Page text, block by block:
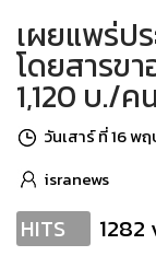
เผยแพร่ป
โดยสารขา
1,120 บ./
วันเสาร์ ที่ 16 พ
isranews
HITS 1282